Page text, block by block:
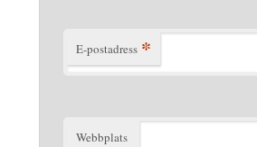
E-postadress *
Webbplats